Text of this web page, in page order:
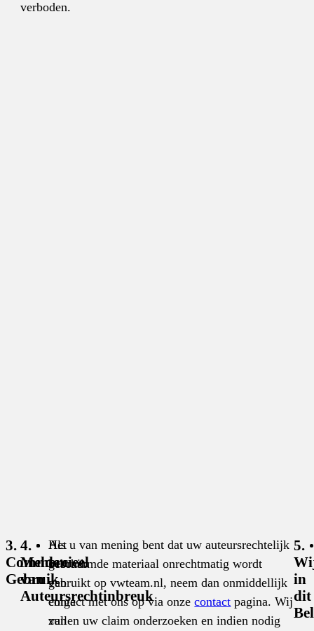
verboden.
3.
Commercieel
Gebruik
Het
gebruik
van
enige
van
4.
Melden
van
Auteursrechtinbreuk
Als u van mening bent dat uw auteursrechtelijk
beschermde materiaal onrechtmatig wordt
gebruikt op vwteam.nl, neem dan onmiddellijk
contact met ons op via onzecontact pagina. Wij
zullen uw claim onderzoeken en indien nodig
5.
in
dit